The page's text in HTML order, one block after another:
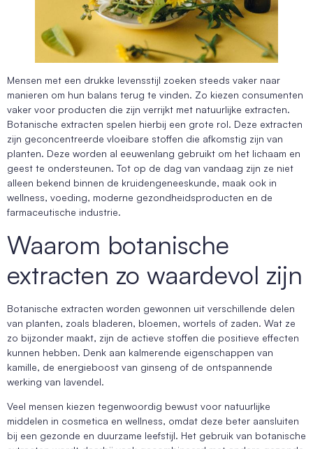
Mensen met een drukke levensstijl zoeken steeds vaker naar
manieren om hun balans terug te vinden. Zo kiezen consumenten
vaker voor producten die zijn verrijkt met natuurlijke extracten.
Botanische extracten spelen hierbij een grote rol. Deze extracten
zijn geconcentreerde vloeibare stoffen die afkomstig zijn van
planten. Deze worden al eeuwenlang gebruikt om het lichaam en
geest te ondersteunen. Tot op de dag van vandaag zijn ze niet
alleen bekend binnen de kruidengeneeskunde, maak ook in
wellness, voeding, moderne gezondheidsproducten en de
farmaceutische industrie.
Waarom botanische
extracten zo waardevol zijn
Botanische extracten worden gewonnen uit verschillende delen
van planten, zoals bladeren, bloemen, wortels of zaden. Wat ze
zo bijzonder maakt, zijn de actieve stoffen die positieve effecten
kunnen hebben. Denk aan kalmerende eigenschappen van
kamille, de energieboost van ginseng of de ontspannende
werking van lavendel.
Veel mensen kiezen tegenwoordig bewust voor natuurlijke
middelen in cosmetica en wellness, omdat deze beter aansluiten
bij een gezonde en duurzame leefstijl. Het gebruik van botanische